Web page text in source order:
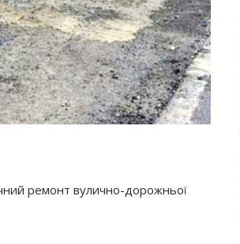
ремонт вулично-дорожньої